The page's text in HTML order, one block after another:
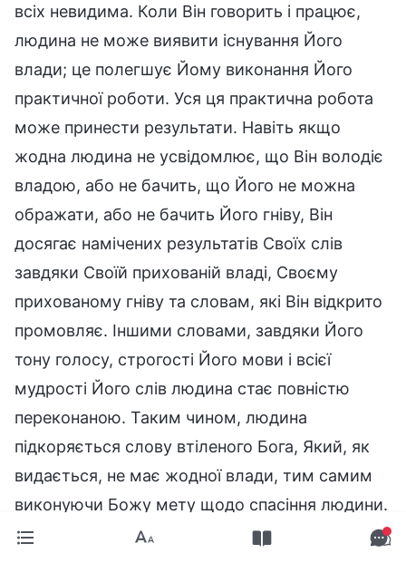
всіх невидима. Коли Він говорить і працює,
людина не може виявити існування Його
влади; це полегшує Йому виконання Його
практичної роботи. Уся ця практична робота
може принести результати. Навіть якщо
жодна людина не усвідомлює, що Він володіє
владою, або не бачить, що Його не можна
ображати, або не бачить Його гніву, Він
досягає намічених результатів Своїх слів
завдяки Своїй прихованій владі, Своєму
прихованому гніву та словам, які Він відкрито
промовляє. Іншими словами, завдяки Його
тону голосу, строгості Його мови і всієї
мудрості Його слів людина стає повністю
переконаною. Таким чином, людина
підкоряється слову втіленого Бога, Який, як
видається, не має жодної влади, тим самим
виконуючи Божу мету щодо спасіння людини.
Це – ще один аспект значення Його втілення: